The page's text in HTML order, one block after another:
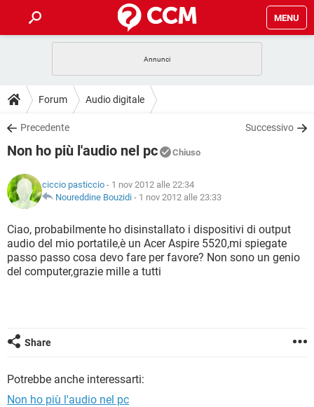
MENU
INTRATTENIMENTO
iOS
INSTAGRAM WHATSAPP
TIKTOK
HARDWARE
GUIDE
COVID-19
INSTAGRAM WHATSAPP
TIKTOK
HARDWARE
DOWNLOAD
COVID-19 GAMING
INTRATTENIMENTO
iOS WINDOWS 10
INSTAGRAM WHATSAPP
TIKTOK FACEBOOK
HARDWARE
COVID-19 GAMING
INTRATTENIMENTO
iOS WINDOWS 10
INSTAGRAM WHATSAPP
GLOSSARIO
COVID-19 GAMING
INTRATTENIMENTO ANDROID
iOS
HARDWARE
Forum Audio digitale
Precedente Successivo
Non ho più l'audio nel pc Chiuso
ciccio pasticcio - 1 nov 2012 alle 22:34
Noureddine Bouzidi - 1 nov 2012 alle 23:33
Ciao, probabilmente ho disinstallato i dispositivi di output
audio del mio portatile,è un Acer Aspire 5520,mi spiegate
passo passo cosa devo fare per favore? Non sono un genio
del computer,grazie mille a tutti
Share
Potrebbe anche interessarti:
Non ho più l'audio nel pc